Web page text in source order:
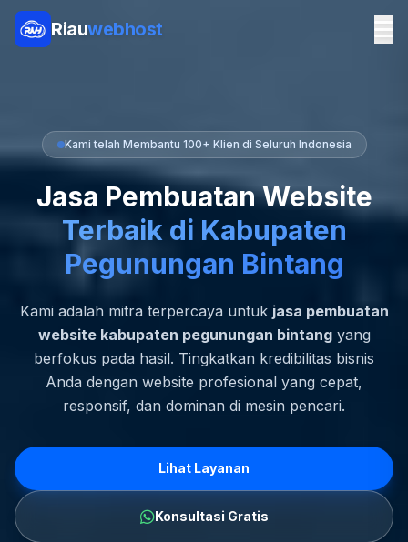
Riauwebhost
Kami telah Membantu 100+ Klien di Seluruh Indonesia
Jasa Pembuatan Website
Terbaik di Kabupaten
Pegunungan Bintang
Kami adalah mitra terpercaya untuk jasa pembuatan
website kabupaten pegunungan bintangyang
berfokus pada hasil. Tingkatkan kredibilitas bisnis
Anda dengan website profesional yang cepat,
responsif, dan dominan di mesin pencari.
Lihat Layanan
Konsultasi Gratis